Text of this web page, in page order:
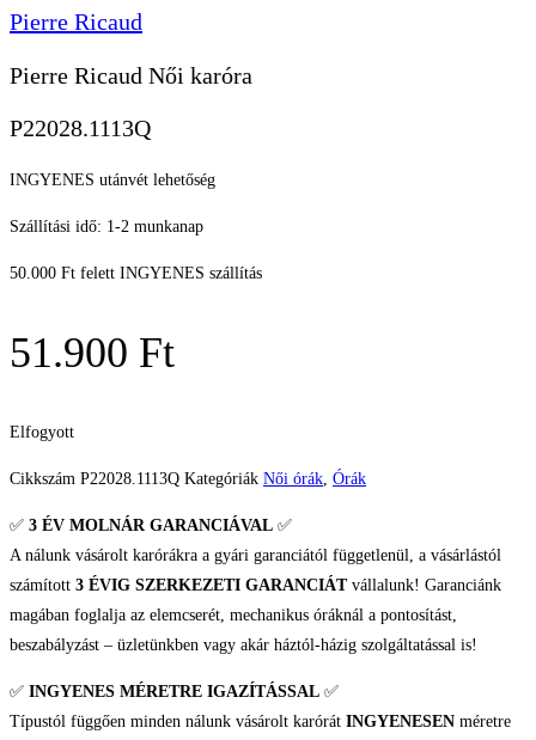
Pierre Ricaud
Pierre Ricaud Női karóra
P22028.1113Q
INGYENES utánvét lehetőség
Szállítási idő: 1-2 munkanap
50.000 Ft felett INGYENES szállítás
51.900 Ft
Elfogyott
Cikkszám P22028.1113Q Kategóriák Női órák, Órák
✅ 3 ÉV MOLNÁR GARANCIÁVAL ✅
A nálunk vásárolt karórákra a gyári garanciától függetlenül, a vásárlástól
számított 3 ÉVIG SZERKEZETI GARANCIÁTvállalunk! Garanciánk
magában foglalja az elemcserét, mechanikus óráknál a pontosítást,
beszabályzást – üzletünkben vagy akár háztól-házig szolgáltatással is!
✅ INGYENES MÉRETRE IGAZÍTÁSSAL ✅
Típustól függően minden nálunk vásárolt karórát INGYENESEN méretre